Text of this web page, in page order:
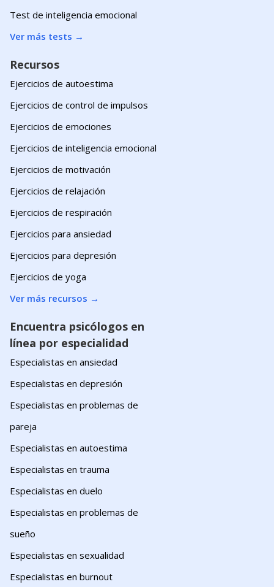
Test de inteligencia emocional
Ver más tests →
Recursos
Ejercicios de autoestima
Ejercicios de control de impulsos
Ejercicios de emociones
Ejercicios de inteligencia emocional
Ejercicios de motivación
Ejercicios de relajación
Ejercicios de respiración
Ejercicios para ansiedad
Ejercicios para depresión
Ejercicios de yoga
Ver más recursos →
Encuentra psicólogos en
línea por especialidad
Especialistas en ansiedad
Especialistas en depresión
Especialistas en problemas de
pareja
Especialistas en autoestima
Especialistas en trauma
Especialistas en duelo
Especialistas en problemas de
sueño
Especialistas en sexualidad
Especialistas en burnout